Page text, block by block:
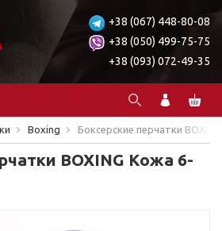
+38 (067) 448-80-08
+38 (050) 499-75-75
+38 (093) 072-49-35
Boxing Боксерские перчатки
BOXING Кожа 6-